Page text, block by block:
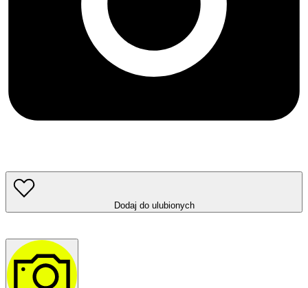
Dodaj do ulubionych